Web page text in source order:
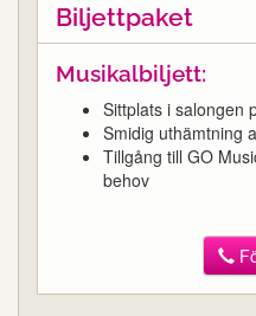
Biljettpaket
Musikalbiljett:
Sittplats i salongen
Smidig uthämtning
Tillgång till GO
behov